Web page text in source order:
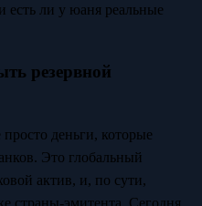
есть ли у юаня реальные
резервной
деньги, которые
Это глобальный
актив, и, по сути,